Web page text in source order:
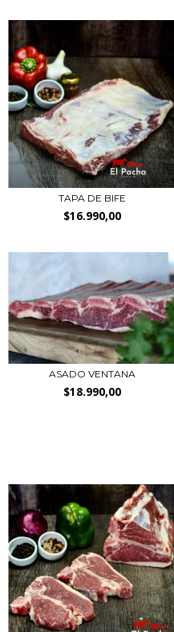
TAPA DE BIFE
$16.990,00
ASADO VENTANA
$18.990,00